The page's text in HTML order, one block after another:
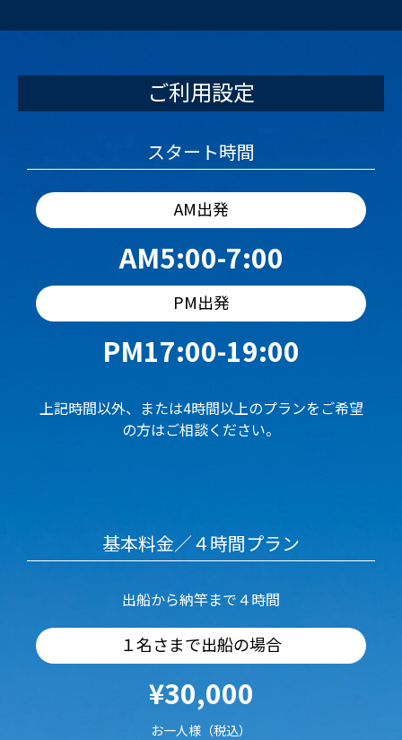
ご利用設定
スタート時間
AM出発
AM5:00-7:00
PM出発
PM17:00-19:00
上記時間以外、または4時間以上のプランをご希望
の方はご相談ください。
基本料金／４時間プラン
出船から納竿まで４時間
１名さまで出船の場合
¥30,000
お一人様（税込）